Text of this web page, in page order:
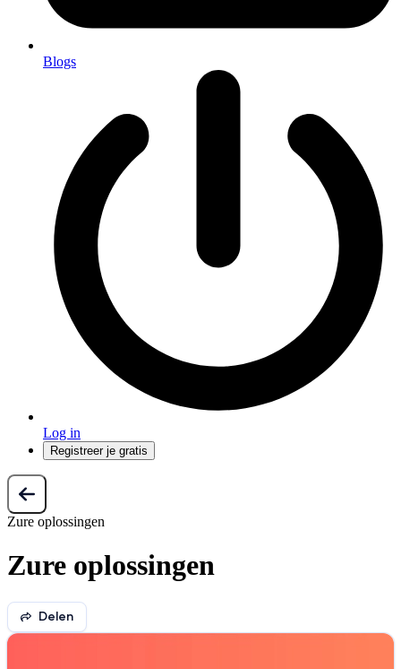
Blogs
Log in
Registreer je gratis
Zure oplossingen
Zure oplossingen
Delen